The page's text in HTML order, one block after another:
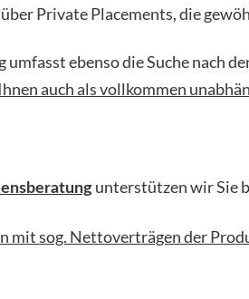
Private Placements, die
ebenso die Suche nach
auch als vollkommen
unterstützen wir Sie
mit sog. Nettoverträgen der